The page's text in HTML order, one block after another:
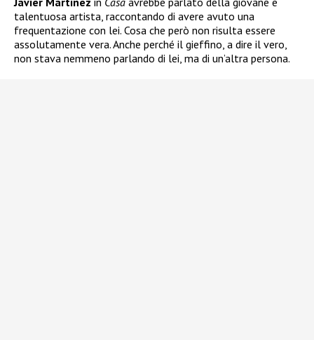
talentuosa artista, raccontando di avere avuto una
frequentazione con lei. Cosa che però non risulta essere
assolutamente vera. Anche perché il gieffino, a dire il vero,
non stava nemmeno parlando di lei, ma di un’altra persona.